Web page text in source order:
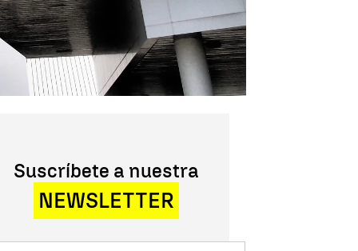
Suscríbete a nuestra
NEWSLETTER